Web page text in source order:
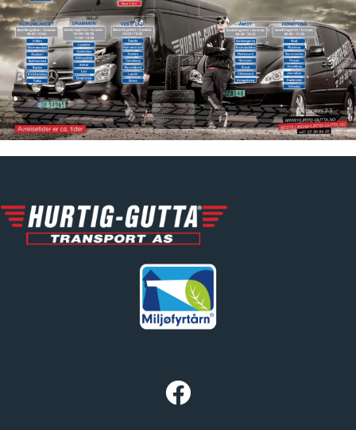
Facebook Hurtig-Gutta Transport AS